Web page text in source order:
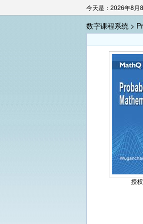
今天是：2026年8月
数字课程系统 >
授